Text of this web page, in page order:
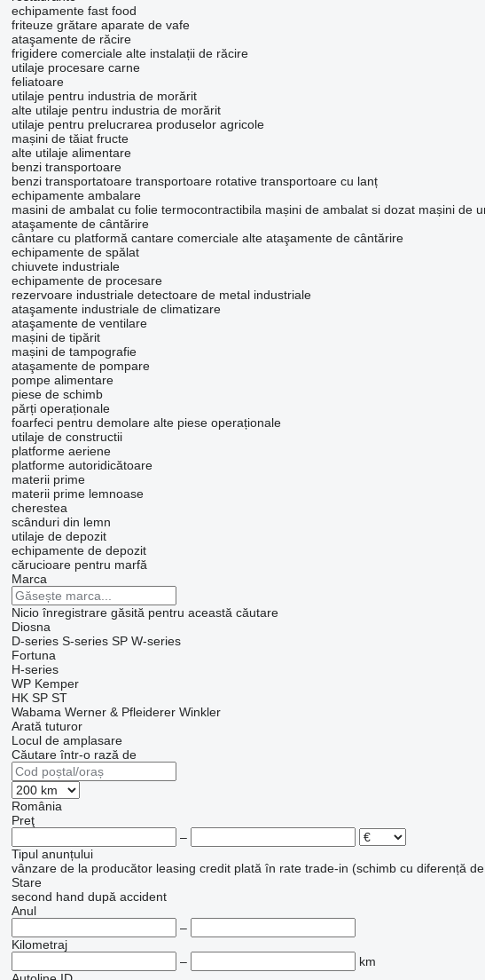
echipamente fast food
friteuze grătare aparate de vafe
ataşamente de răcire
frigidere comerciale alte instalații de răcire
utilaje procesare carne
feliatoare
utilaje pentru industria de morărit
alte utilaje pentru industria de morărit
utilaje pentru prelucrarea produselor agricole
mașini de tăiat fructe
alte utilaje alimentare
benzi transportoare
benzi transportatoare transportoare rotative transportoare cu lanț
echipamente ambalare
masini de ambalat cu folie termocontractibila mașini de ambalat si dozat mașini de
ataşamente de cântărire
cântare cu platformă cantare comerciale alte ataşamente de cântărire
echipamente de spălat
chiuvete industriale
echipamente de procesare
rezervoare industriale detectoare de metal industriale
ataşamente industriale de climatizare
ataşamente de ventilare
mașini de tipărit
mașini de tampografie
ataşamente de pompare
pompe alimentare
piese de schimb
părți operaționale
foarfeci pentru demolare alte piese operaționale
utilaje de constructii
platforme aeriene
platforme autoridicătoare
materii prime
materii prime lemnoase
cherestea
scânduri din lemn
utilaje de depozit
echipamente de depozit
cărucioare pentru marfă
Marca
Nicio înregistrare găsită pentru această căutare
Diosna
D-series S-series SP W-series
Fortuna
H-series
WP Kemper
HK SP ST
Wabama Werner & Pfleiderer Winkler
Arată tuturor
Locul de amplasare
Căutare într-o rază de
România
Preţ
–
Tipul anunțului
vânzare de la producător leasing credit plată în rate trade-in (schimb cu diferență
Stare
second hand după accident
Anul
–
Kilometraj
–
km